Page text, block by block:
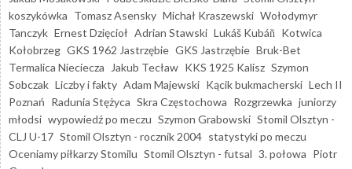
koszykówka Tomasz Asensky Michał Kraszewski Wołodymyr
Tanczyk Ernest Dzięcioł Adrian Stawski Lukáš Kubáň Kotwica
Kołobrzeg GKS 1962 Jastrzębie GKS Jastrzębie Bruk-Bet
Termalica Nieciecza
Jakub Tecław KKS 1925 Kalisz Szymon
Sobczak Liczby i fakty Adam Majewski Kącik bukmacherski Lech II
Poznań Radunia Stężyca Skra Częstochowa Rozgrzewka juniorzy
młodsi wypowiedź po meczu Szymon Grabowski Stomil Olsztyn -
CLJ U-17 Stomil Olsztyn - rocznik 2004 statystyki po meczu
Oceniamy piłkarzy Stomilu Stomil Olsztyn - futsal 3. połowa Piotr